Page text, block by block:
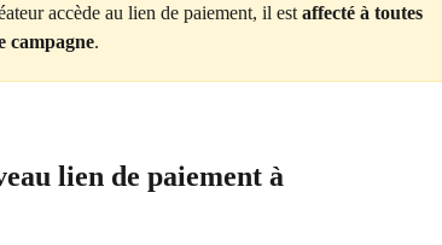
accède au lien de paiement, il est affecté à toutes
campagne.
lien de paiement à